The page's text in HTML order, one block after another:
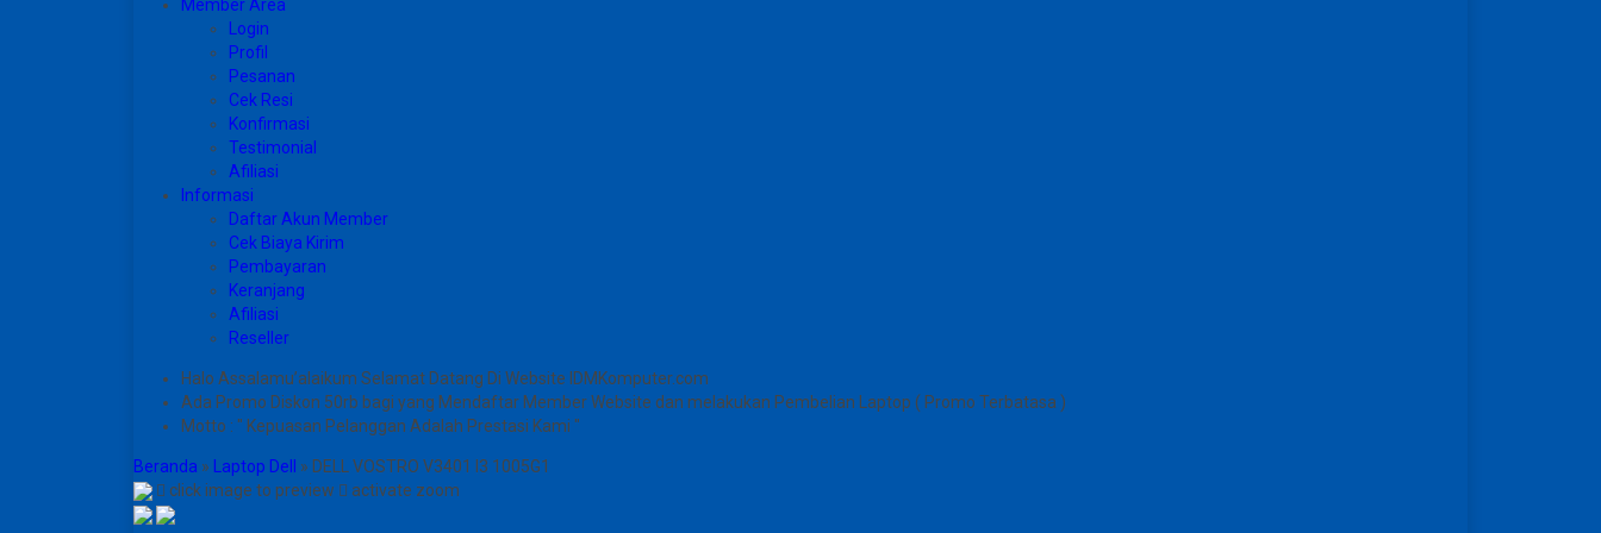
Member Area
Login
Profil
Pesanan
Cek Resi
Konfirmasi
Testimonial
Afiliasi
Informasi
Daftar Akun Member
Cek Biaya Kirim
Pembayaran
Keranjang
Afiliasi
Reseller
Halo Assalamu’alaikum Selamat Datang Di Website IDMKomputer.com
Ada Promo Diskon 50rb bagi yang Mendaftar Member Website dan melakukan Pembelian Laptop ( Promo Terbatasa )
Motto : " Kepuasan Pelanggan Adalah Prestasi Kami "
Beranda » Laptop Dell » DELL VOSTRO V3401 I3 1005G1
click image to preview
activate zoom